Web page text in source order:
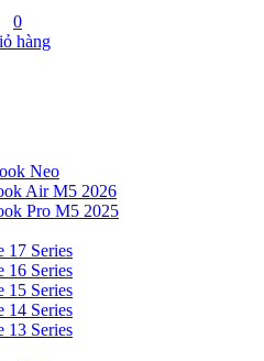
0
hàng
Neo
Air M5 2026
Pro M5 2025
17 Series
16 Series
15 Series
14 Series
13 Series